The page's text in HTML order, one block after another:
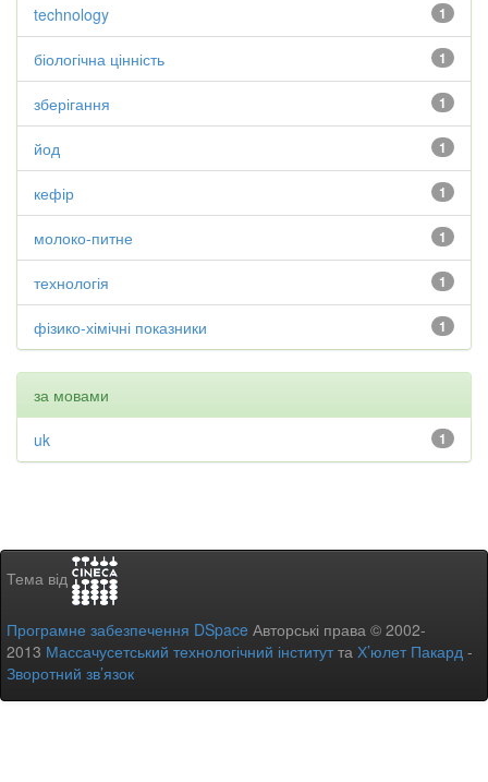
1
technology
1
біологічна цінність
1
зберігання
1
йод
1
кефір
1
молоко-питне
1
технологія
1
фізико-хімічні показники
за мовами
1
uk
Тема від
Програмне забезпечення DSpace Авторські права © 2002-
2013 Массачусетський технологічний інститутта Х’юлет Пакард -
Зворотний зв’язок